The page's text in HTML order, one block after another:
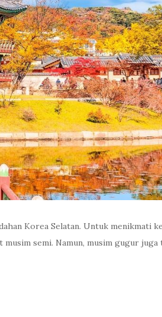
Korea Selatan. Untuk menikmati
musim semi. Namun, musim gugur juga